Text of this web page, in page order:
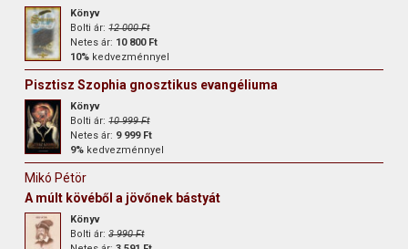
Könyv
Bolti ár:12 000 Ft
Netes ár: 10 800 Ft
10% kedvezménnyel
Pisztisz Szophia gnosztikus evangéliuma
Könyv
Bolti ár:10 999 Ft
Netes ár: 9 999 Ft
9% kedvezménnyel
Mikó Pétör
A múlt kövéből a jövőnek bástyát
Könyv
Bolti ár:3 990 Ft